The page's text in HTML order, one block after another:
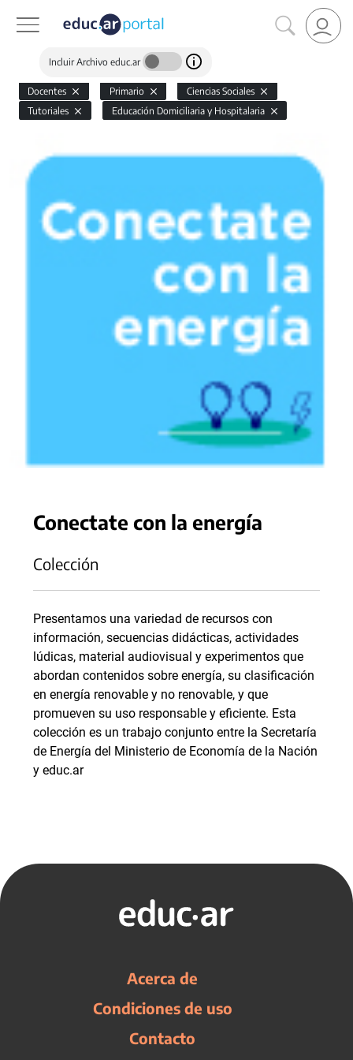
Incluir Archivo educ.ar
Docentes Primario
Ciencias Sociales
Tutoriales
Educación Domiciliaria y Hospitalaria
Conectate con la energía
Colección
Presentamos una variedad de recursos con
información, secuencias didácticas, actividades
lúdicas, material audiovisual y experimentos que
abordan contenidos sobre energía, su clasificación
en energía renovable y no renovable, y que
promueven su uso responsable y eficiente. Esta
colección es un trabajo conjunto entre la Secretaría
de Energía del Ministerio de Economía de la Nación
y educ.ar
Acerca de
Condiciones de uso
Contacto